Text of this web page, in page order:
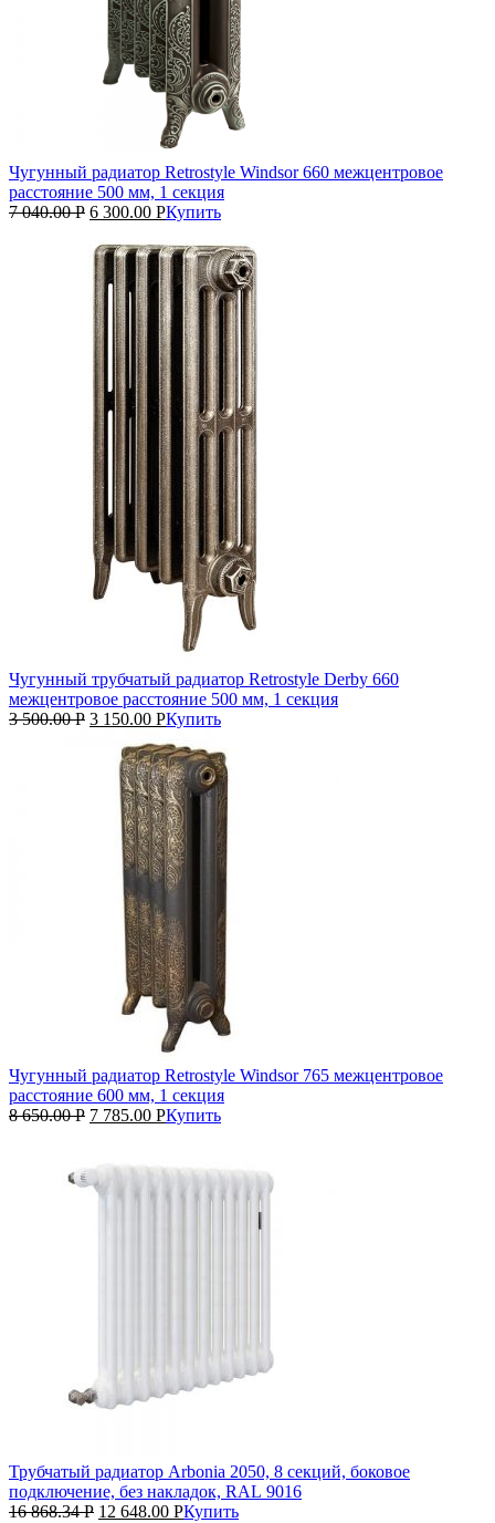
Чугунный радиатор Retrostyle Windsor 660 межцентровое
расстояние 500 мм, 1 секция
7 040.00Р 6 300.00 РКупить
Чугунный трубчатый радиатор Retrostyle Derby 660
межцентровое расстояние 500 мм, 1 секция
3 500.00Р 3 150.00 РКупить
Чугунный радиатор Retrostyle Windsor 765 межцентровое
расстояние 600 мм, 1 секция
8 650.00Р 7 785.00 РКупить
Трубчатый радиатор Arbonia 2050, 8 секций, боковое
подключение, без накладок, RAL 9016
16 868.34Р 12 648.00 РКупить